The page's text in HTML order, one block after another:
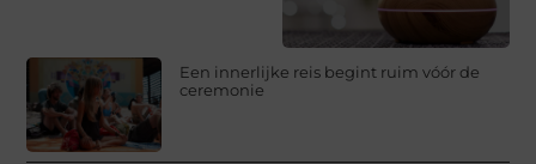
Een innerlijke reis begint ruim vóór de
ceremonie